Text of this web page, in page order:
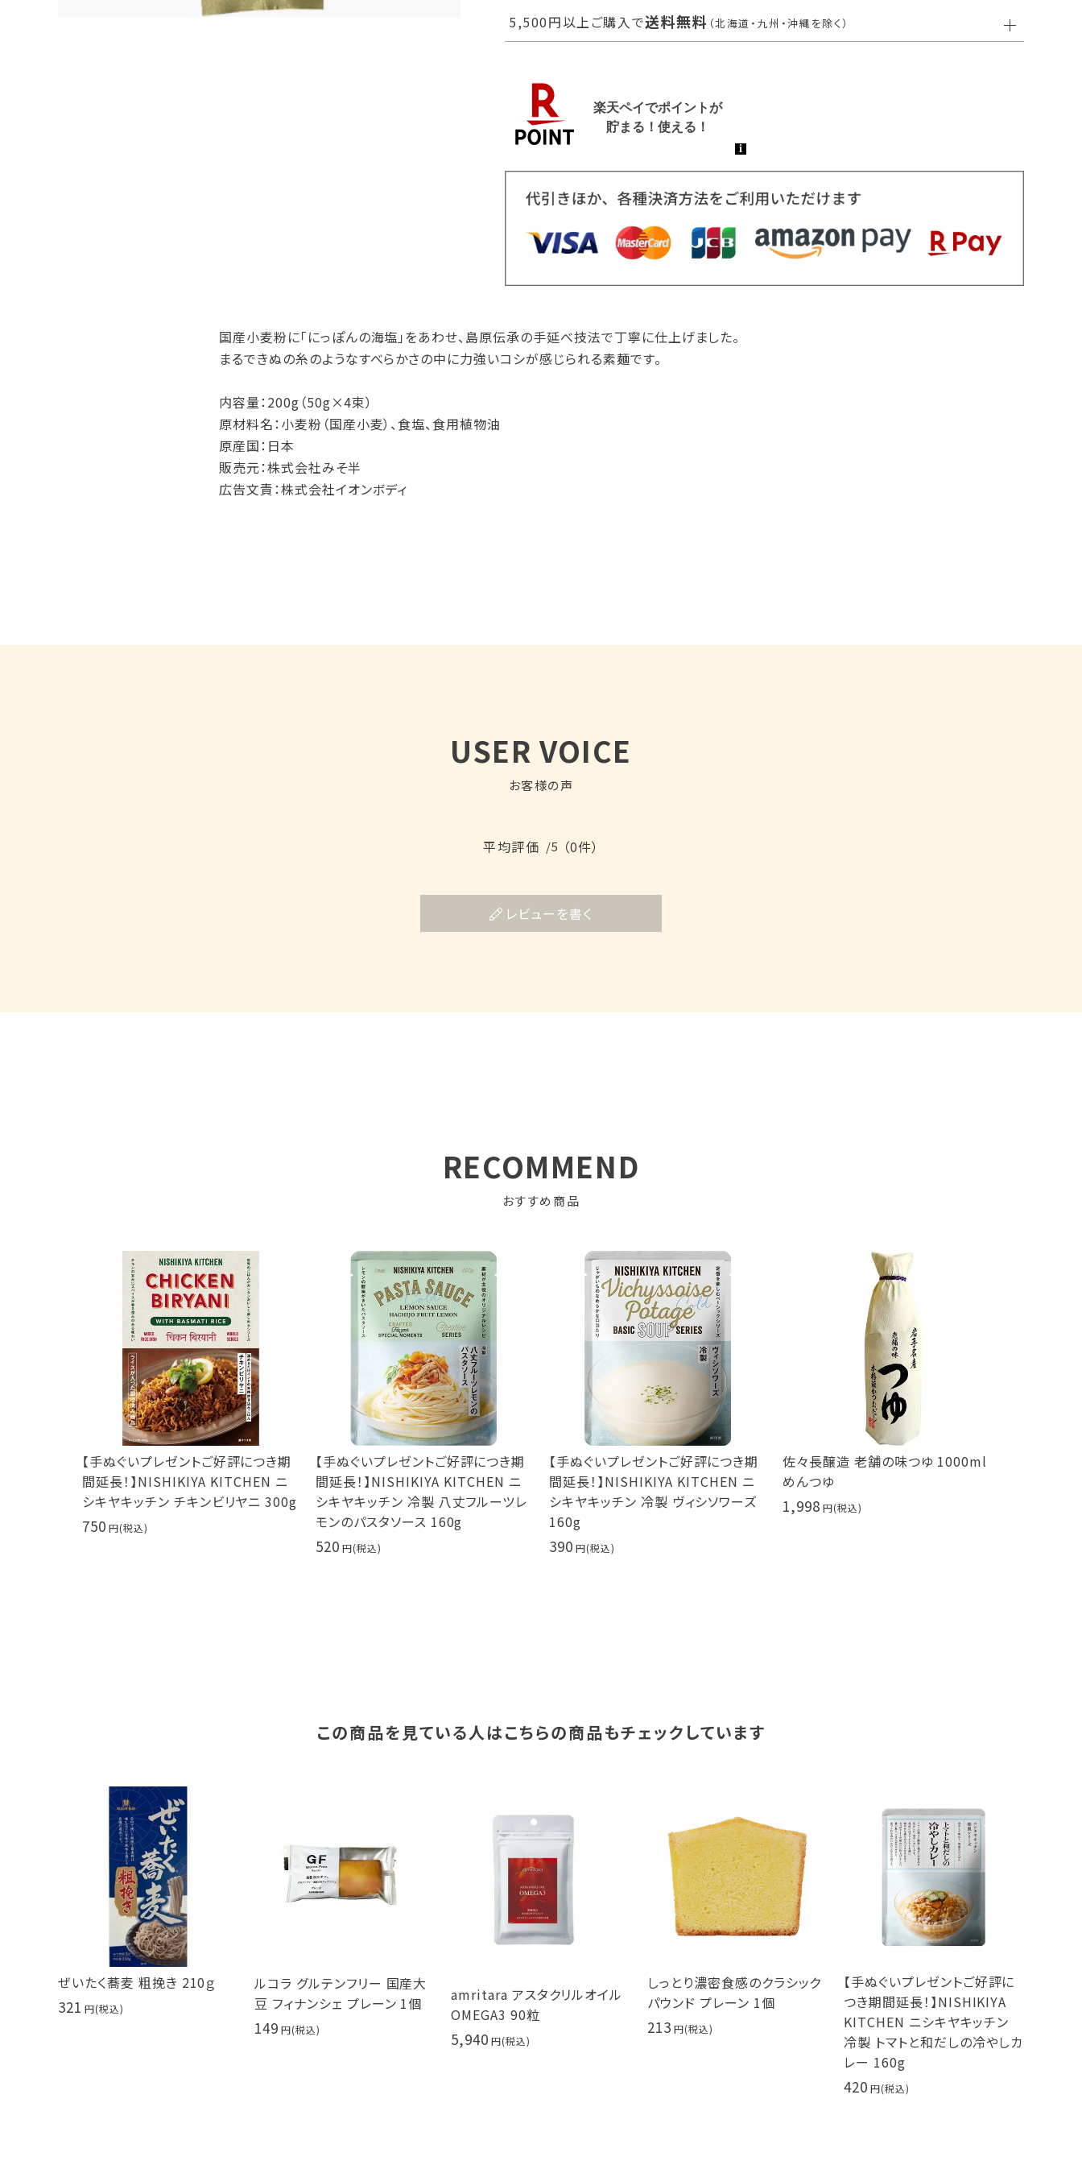
5,500円以上ご購入で送料無料 （北海道・九州・沖縄を除く）
国産小麦粉に「にっぽんの海塩」をあわせ、島原伝承の手延べ技法で丁寧に仕上げました。
まるできぬの糸のようなすべらかさの中に力強いコシが感じられる素麺です。
内容量：200g（50g×4束）
原材料名：小麦粉（国産小麦）、食塩、食用植物油
原産国：日本
販売元：株式会社みそ半
広告文責：株式会社イオンボディ
USER VOICE
お客様の声
平均評価 /5 （0件）
レビューを書く
RECOMMEND
おすすめ商品
【手ぬぐいプレゼントご好評につき期
間延長！】NISHIKIYA KITCHEN ニ
シキヤキッチン チキンビリヤニ 300g
750
【手ぬぐいプレゼントご好評につき期
間延長！】NISHIKIYA KITCHEN ニ
シキヤキッチン 冷製 八丈フルーツレ
モンのパスタソース 160g
520
【手ぬぐいプレゼントご好評につき期
間延長！】NISHIKIYA KITCHEN ニ
シキヤキッチン 冷製 ヴィシソワーズ
160g
390
佐々長醸造 老舗の味つゆ 1000ml
めんつゆ
1,998
この商品を見ている人はこちらの商品もチェックしています
ぜいたく蕎麦 粗挽き 210ｇ
321
ルコラ グルテンフリー 国産大
豆 フィナンシェ プレーン 1個
149
amritara アスタクリルオイル
OMEGA3 90粒
5,940
しっとり濃密食感のクラシック
パウンド プレーン 1個
213
【手ぬぐいプレゼントご好評に
つき期間延長！】NISHIKIYA
KITCHEN ニシキヤキッチン
冷製 トマトと和だしの冷やしカ
レー 160g
420